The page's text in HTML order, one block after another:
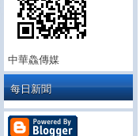
中華鱻傳媒
每日新聞